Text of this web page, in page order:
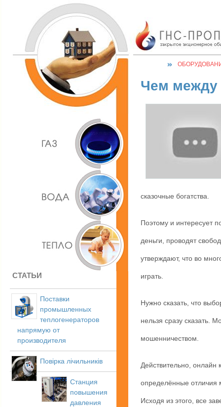
СТАТЬИ
Поставки
промышленных
теплогенераторов
напрямую от
производителя
Повірка лічильників
Станция
повышения
давления
Чем между
сказочные богатства.
Поэтому и интересует
деньги, проводят
утверждают, что во
играть.
Нужно сказать, что
нельзя сразу сказать.
мошенничеством.
Действительно, онлайн
определённые отличия
Исходя из этого, все